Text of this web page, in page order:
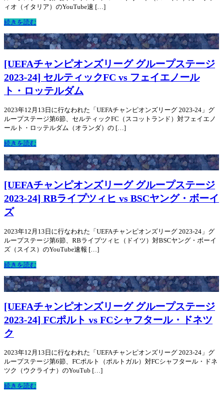
ィオ（イタリア）のYouTube速 […]
続きを読む
[UEFAチャンピオンズリーグ グループステージ
2023-24] セルティックFC vs フェイエノール
ト・ロッテルダム
2023年12月13日に行なわれた「UEFAチャンピオンズリーグ 2023-24」グ
ループステージ第6節、セルティックFC（スコットランド）対フェイエノ
ールト・ロッテルダム（オランダ）の […]
続きを読む
[UEFAチャンピオンズリーグ グループステージ
2023-24] RBライプツィヒ vs BSCヤング・ボーイ
ズ
2023年12月13日に行なわれた「UEFAチャンピオンズリーグ 2023-24」グ
ループステージ第6節、RBライプツィヒ（ドイツ）対BSCヤング・ボーイ
ズ（スイス）のYouTube速報 […]
続きを読む
[UEFAチャンピオンズリーグ グループステージ
2023-24] FCポルト vs FCシャフタール・ドネツ
ク
2023年12月13日に行なわれた「UEFAチャンピオンズリーグ 2023-24」グ
ループステージ第6節、FCポルト（ポルトガル）対FCシャフタール・ドネ
ツク（ウクライナ）のYouTub […]
続きを読む